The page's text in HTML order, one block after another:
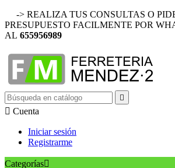
-> REALIZA TUS CONSULTAS O
PRESUPUESTO FACILMENTE POR
AL 655956989

 Cuenta
Iniciar sesión
Registrarme
Categorías